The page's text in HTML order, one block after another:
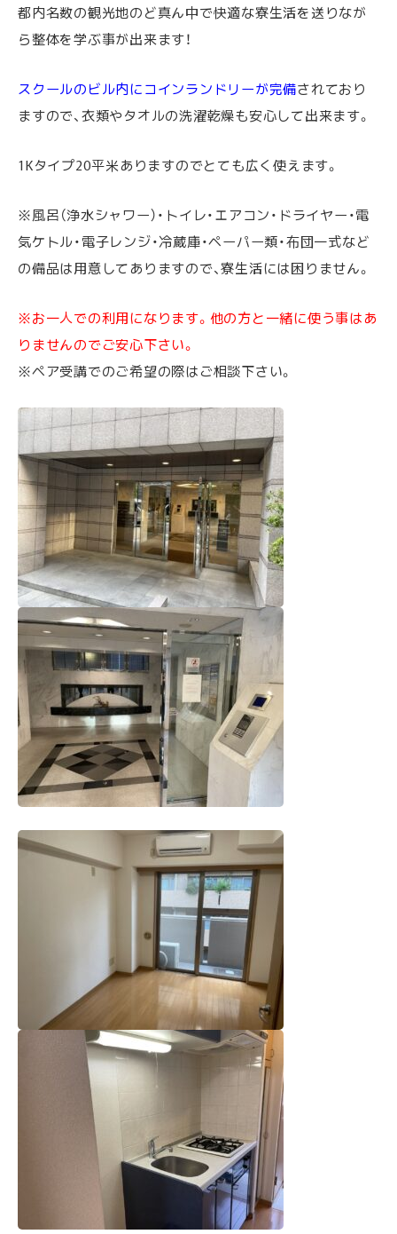
都内名数の観光地のど真ん中で快適な寮生活を送りなが
ら整体を学ぶ事が出来ます！
スクールのビル内にコインランドリーが完備されており
ますので、衣類やタオルの洗濯乾燥も安心して出来ます。
1Kタイプ20平米ありますのでとても広く使えます。
※風呂（浄水シャワー）・トイレ・エアコン・ドライヤー・電
気ケトル・電子レンジ・冷蔵庫・ペーパー類・布団一式など
の備品は用意してありますので、寮生活には困りません。
※お一人での利用になります。他の方と一緒に使う事はあ
りませんのでご安心下さい。
※ペア受講でのご希望の際はご相談下さい。